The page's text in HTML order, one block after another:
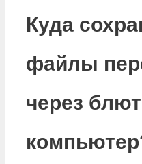
Куда
файлы
через